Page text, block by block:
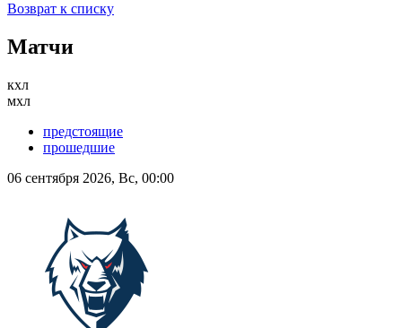
Возврат к списку
Матчи
кхл
мхл
предстоящие
прошедшие
06 сентября 2026, Вс, 00:00